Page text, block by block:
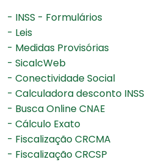
- INSS - Formulários
- Leis
- Medidas Provisórias
- SicalcWeb
- Conectividade Social
- Calculadora desconto INSS
- Busca Online CNAE
- Cálculo Exato
- Fiscalização CRCMA
- Fiscalização CRCSP